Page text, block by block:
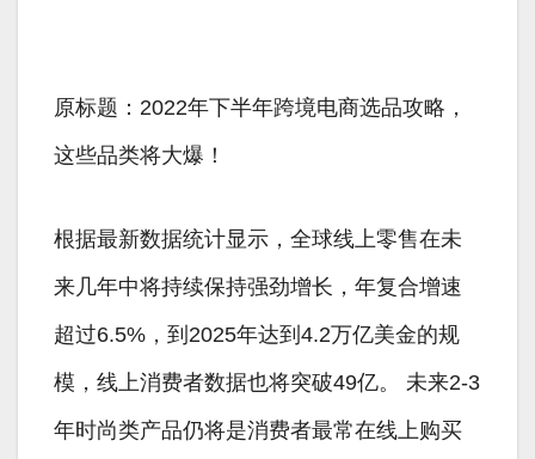
原标题：2022年下半年跨境电商选品攻略，
这些品类将大爆！
根据最新数据统计显示，全球线上零售在未
来几年中将持续保持强劲增长，年复合增速
超过6.5%，到2025年达到4.2万亿美金的规
模，线上消费者数据也将突破49亿。 未来2-3
年时尚类产品仍将是消费者最常在线上购买